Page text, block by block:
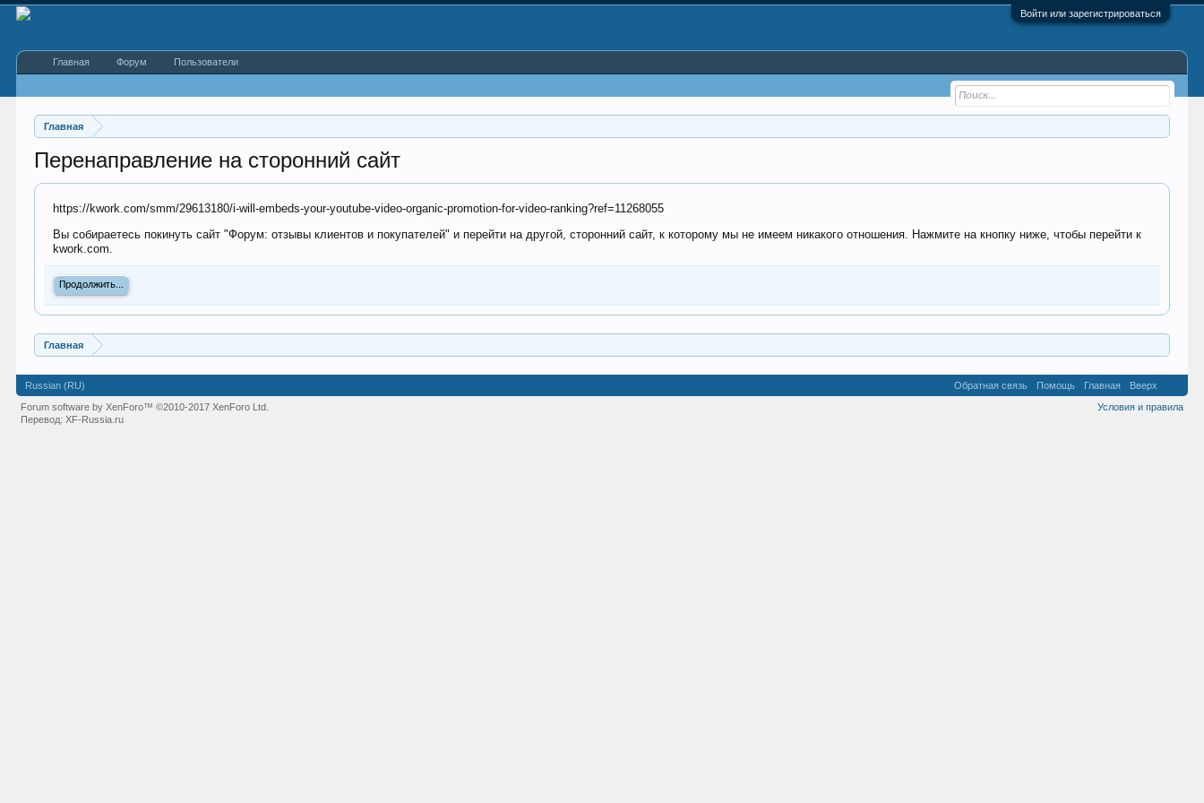
Войти или зарегистрироваться
Главная
Перенаправление на сторонний сайт
https://kwork.com/smm/29613180/i-will-embeds-your-youtube-video-organic-promotion-for-video-ranking?ref=11268055
Вы собираетесь покинуть сайт "Форум: отзывы клиентов и покупателей" и перейти на другой, сторонний сайт, к которому мы не имеем никакого отношения. Нажмите на кнопку ниже, чтобы перейти к
kwork.com.
Продолжить...
Главная
Главная Форум Пользователи
Russian (RU) Обратная связь Помощь Главная
Вверх
Условия и правила
Forum software by XenForo™©2010-2017 XenForo Ltd.
Перевод:XF-Russia.ru